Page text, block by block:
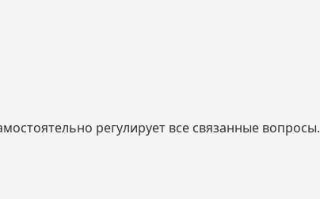
регулирует все связанные вопросы.